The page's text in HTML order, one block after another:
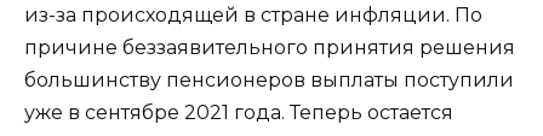
из-за происходящей в стране инфляции. По
причине беззаявительного принятия решения
большинству пенсионеров выплаты поступили
уже в сентябре 2021 года. Теперь остается